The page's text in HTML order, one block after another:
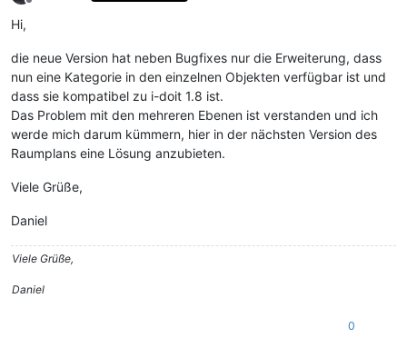
Offline
Hi,
die neue Version hat neben Bugfixes nur die Erweiterung, dass
nun eine Kategorie in den einzelnen Objekten verfügbar ist und
dass sie kompatibel zu i-doit 1.8 ist.
Das Problem mit den mehreren Ebenen ist verstanden und ich
werde mich darum kümmern, hier in der nächsten Version des
Raumplans eine Lösung anzubieten.
Viele Grüße,
Daniel
Viele Grüße,
Daniel
0